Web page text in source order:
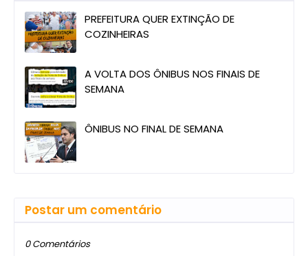
PREFEITURA QUER EXTINÇÃO DE
COZINHEIRAS
A VOLTA DOS ÔNIBUS NOS FINAIS DE
SEMANA
ÔNIBUS NO FINAL DE SEMANA
Postar um comentário
0 Comentários